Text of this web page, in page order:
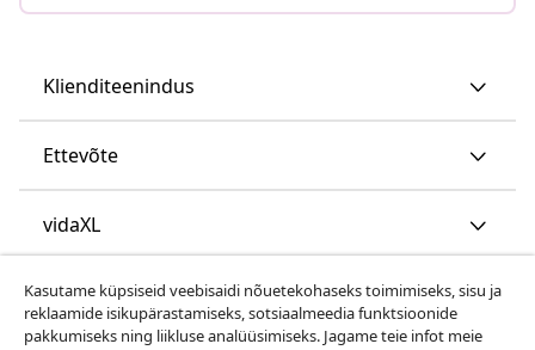
Klienditeenindus
Ettevõte
vidaXL
Vaata rohkem
Kasutame küpsiseid veebisaidi nõuetekohaseks toimimiseks, sisu ja
reklaamide isikupärastamiseks, sotsiaalmeedia funktsioonide
pakkumiseks ning liikluse analüüsimiseks. Jagame teie infot meie